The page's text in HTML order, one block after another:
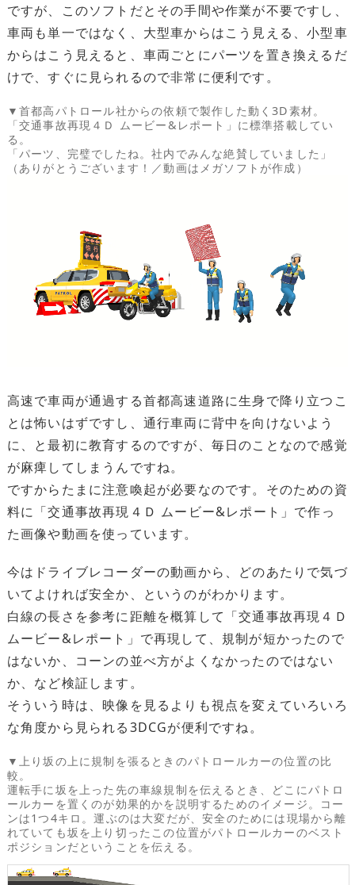
ですが、このソフトだとその手間や作業が不要ですし、
車両も単一ではなく、大型車からはこう見える、小型車
からはこう見えると、車両ごとにパーツを置き換えるだ
けで、すぐに見られるので非常に便利です。
▼首都高パトロール社からの依頼で製作した動く3D素材。
「交通事故再現４Ｄ ムービー&レポート」に標準搭載してい
る。
「パーツ、完璧でしたね。社内でみんな絶賛していました」
（ありがとうございます！／動画はメガソフトが作成）
高速で車両が通過する首都高速道路に生身で降り立つこ
とは怖いはずですし、通行車両に背中を向けないよう
に、と最初に教育するのですが、毎日のことなので感覚
が麻痺してしまうんですね。
ですからたまに注意喚起が必要なのです。そのための資
料に「交通事故再現４Ｄ ムービー&レポート」で作っ
た画像や動画を使っています。
今はドライブレコーダーの動画から、どのあたりで気づ
いてよければ安全か、というのがわかります。
白線の長さを参考に距離を概算して「交通事故再現４Ｄ
ムービー&レポート」で再現して、規制が短かったので
はないか、コーンの並べ方がよくなかったのではない
か、など検証します。
そういう時は、映像を見るよりも視点を変えていろいろ
な角度から見られる3DCGが便利ですね。
▼上り坂の上に規制を張るときのパトロールカーの位置の比
較。
運転手に坂を上った先の車線規制を伝えるとき、どこにパトロ
ールカーを置くのが効果的かを説明するためのイメージ。コー
ンは1つ4キロ。運ぶのは大変だが、安全のためには現場から離
れていても坂を上り切ったこの位置がパトロールカーのベスト
ポジションだということを伝える。